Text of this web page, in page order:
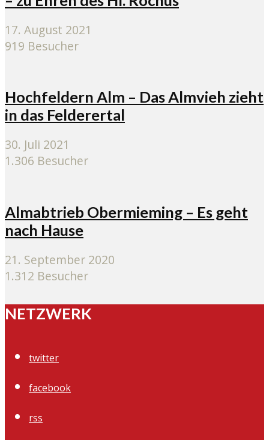
17. August 2021
919 Besucher
Hochfeldern Alm – Das Almvieh zieht
in das Felderertal
30. Juli 2021
1.306 Besucher
Almabtrieb Obermieming – Es geht
nach Hause
21. September 2020
1.312 Besucher
NETZWERK
twitter
facebook
rss